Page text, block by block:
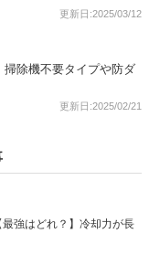
更新日:2025/03/12
除機不要タイプや防ダ
更新日:2025/02/21
強はどれ？】冷却力が長